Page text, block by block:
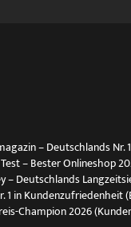
– Deutschlands
– Bester Onlineshop
– Deutschlands
1 in
Champion 2026